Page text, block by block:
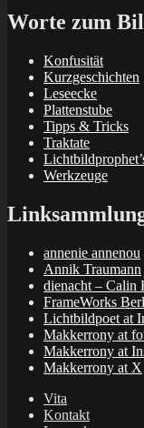
Worte zum
Konfusität
Kurzgeschichten
Leseecke
Plattenstube
Tipps & Tricks
Traktate
Werkzeuge
annenie annenou
Annik Traumann
dienacht – Calin
FrameWorks
Lichtbildpoet at
Makkerrony at
Makkerrony at
Makkerrony at X
Vita
Kontakt